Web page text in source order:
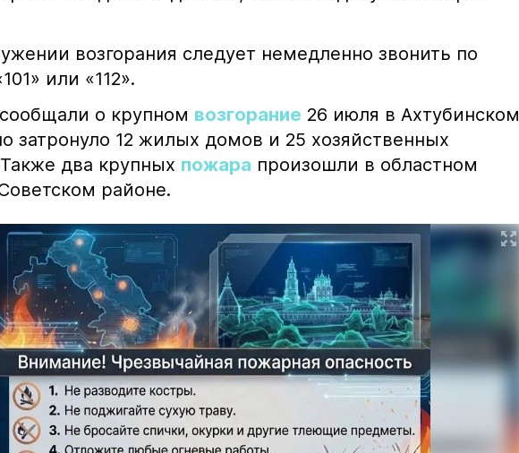
возгорания следует немедленно звонить по
или «112».
о крупном возгорание 26 июля в Ахтубинском
затронуло 12 жилых домов и 25 хозяйственных
два крупных пожара произошли в областном
районе.